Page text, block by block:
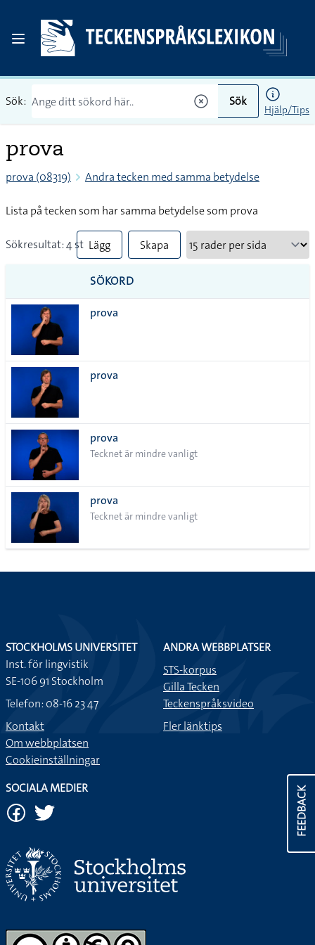
Sök: Sök
Hjälp/Tips
prova
prova (08319) Andra tecken med samma betydelse
Lista på tecken som har samma betydelse som prova
Sökresultat: 4 st Lägg
till
alla i
Skapa
SÖKORD
prova
prova
prova
Tecknet är mindre vanligt
prova
Tecknet är mindre vanligt
FEEDBACK
STOCKHOLMS UNIVERSITET
Inst. för lingvistik
SE-106 91 Stockholm
Telefon: 08-16 23 47
Kontakt
Om webbplatsen
Cookieinställningar
ANDRA WEBBPLATSER
STS-korpus
Gilla Tecken
Teckenspråksvideo
Fler länktips
SOCIALA MEDIER